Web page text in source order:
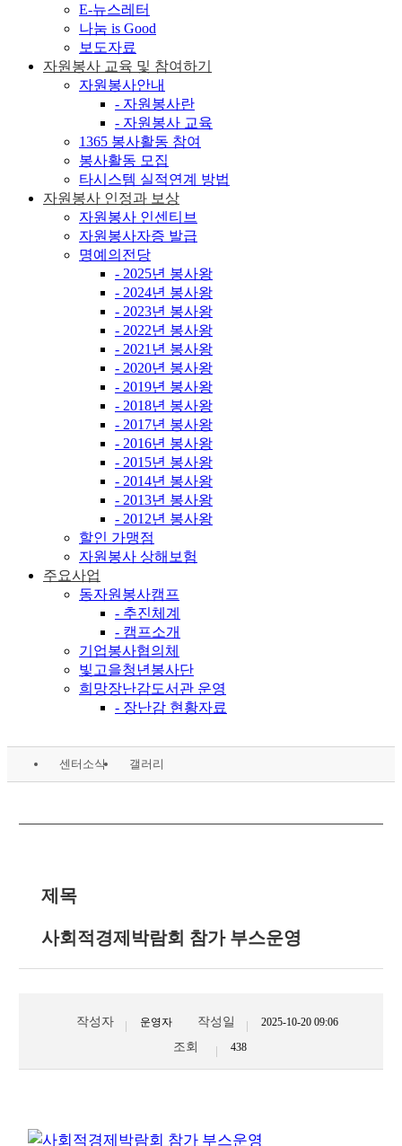
E-뉴스레터
나눔 is Good
보도자료
자원봉사 교육 및 참여하기
자원봉사안내
- 자원봉사란
- 자원봉사 교육
1365 봉사활동 참여
봉사활동 모집
타시스템 실적연계 방법
자원봉사 인정과 보상
자원봉사 인센티브
자원봉사자증 발급
명예의전당
- 2025년 봉사왕
- 2024년 봉사왕
- 2023년 봉사왕
- 2022년 봉사왕
- 2021년 봉사왕
- 2020년 봉사왕
- 2019년 봉사왕
- 2018년 봉사왕
- 2017년 봉사왕
- 2016년 봉사왕
- 2015년 봉사왕
- 2014년 봉사왕
- 2013년 봉사왕
- 2012년 봉사왕
할인 가맹점
자원봉사 상해보험
주요사업
동자원봉사캠프
- 추진체계
- 캠프소개
기업봉사협의체
빛고을청년봉사단
희망장난감도서관 운영
- 장난감 현황자료
센터소식 갤러리
제목
사회적경제박람회 참가 부스운영
작성자 운영자 작성일 2025-10-20 09:06
조회 438